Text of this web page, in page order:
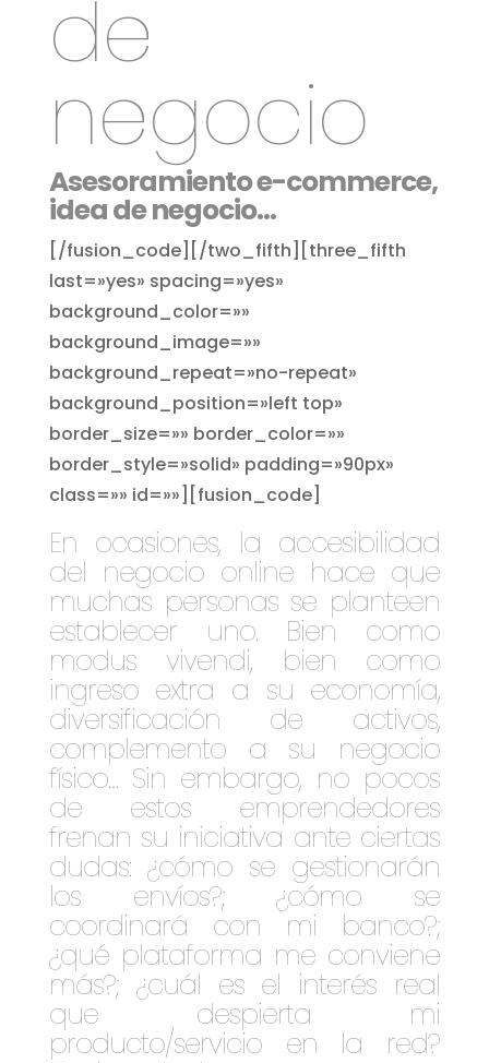
de
negocio
Asesoramiento e-commerce,
idea de negocio…
[/fusion_code][/two_fifth][three_fifth
last=»yes» spacing=»yes»
background_color=»»
background_image=»»
background_repeat=»no-repeat»
background_position=»left top»
border_size=»» border_color=»»
border_style=»solid» padding=»90px»
class=»» id=»»][fusion_code]
En ocasiones, la accesibilidad
del negocio online hace que
muchas personas se planteen
establecer uno. Bien como
modus vivendi, bien como
ingreso extra a su economía,
diversificación de activos,
complemento a su negocio
físico… Sin embargo, no pocos
de estos emprendedores
frenan su iniciativa ante ciertas
dudas: ¿cómo se gestionarán
los envíos?; ¿cómo se
coordinará con mi banco?;
¿qué plataforma me conviene
más?; ¿cuál es el interés real
que despierta mi
producto/servicio en la red?